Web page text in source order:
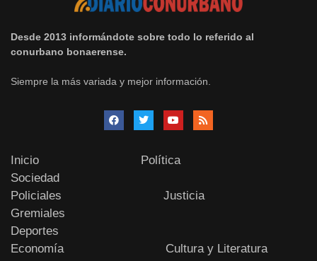
Desde 2013 informándote sobre todo lo referido al
conurbano bonaerense.
Siempre la más variada y mejor información.
Inicio
Política
Sociedad
Policiales
Justicia
Gremiales
Deportes
Economía
Cultura y Literatura